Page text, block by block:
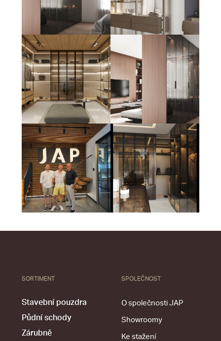
SORTIMENT
Stavební pouzdra
Půdní schody
Zárubně
SPOLEČNOST
O společnosti JAP
Showroomy
Ke stažení